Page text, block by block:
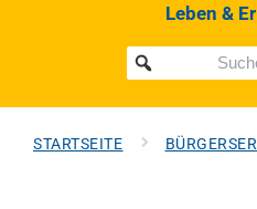
Leben &
STARTSEITE